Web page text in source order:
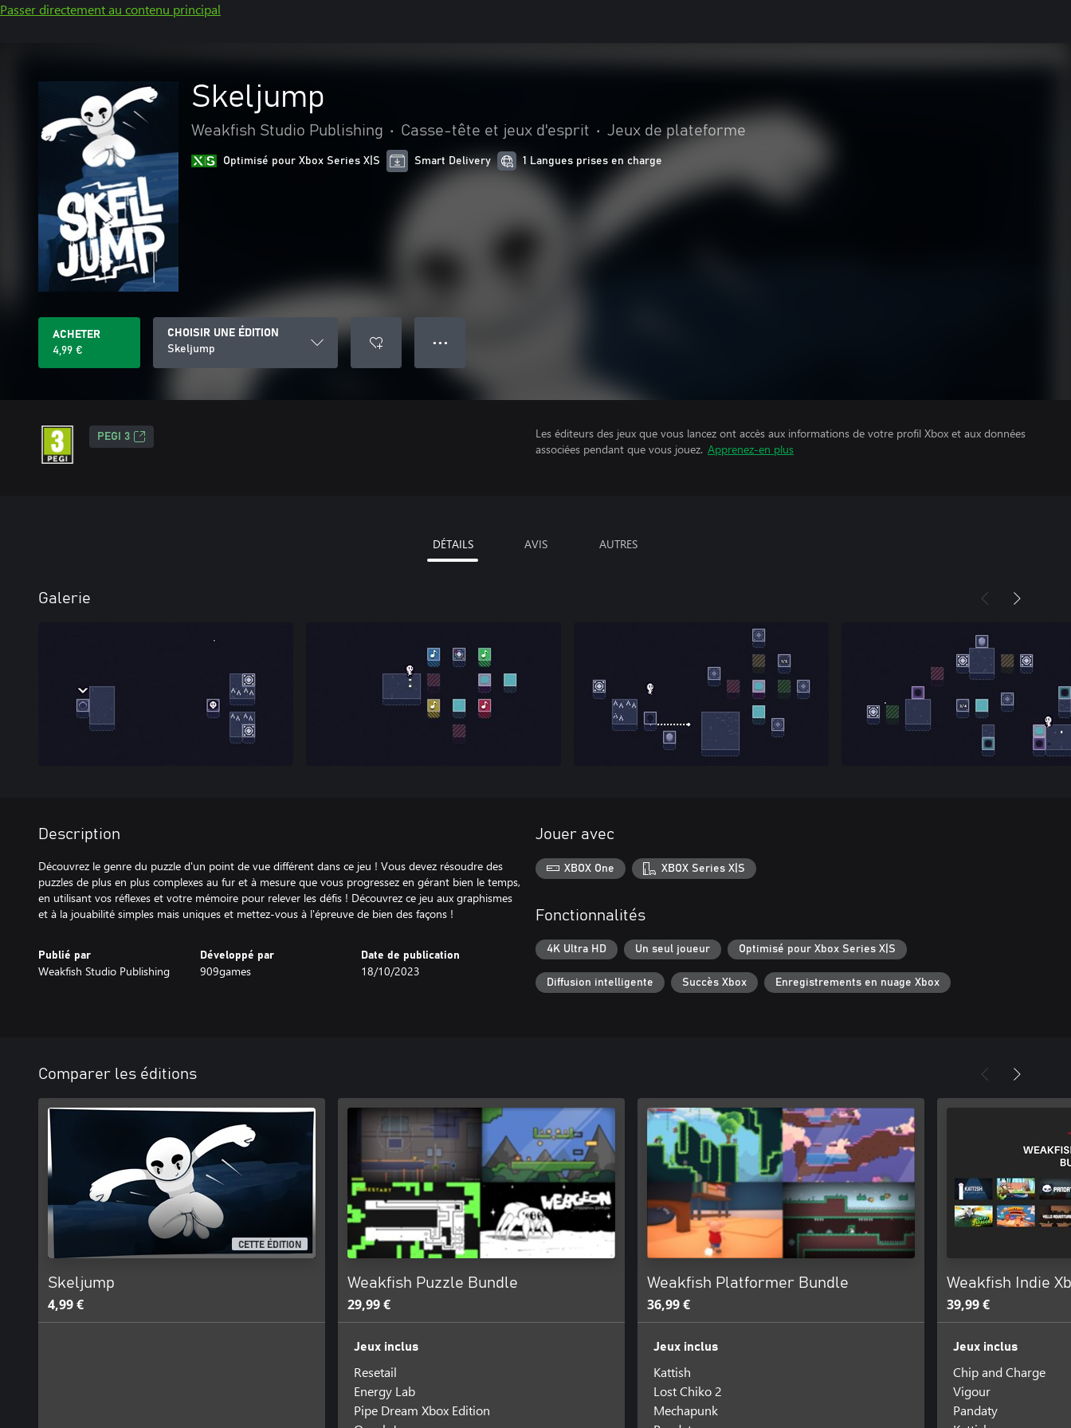
Passer directement au contenu principal
Skeljump
Weakfish Studio Publishing • Casse-tête et jeux d'esprit • Jeux de plateforme
Optimisé pour Xbox Series X|S Smart Delivery 1 Langues prises en charge
ACHETER
4,99 €
CHOISIR UNE ÉDITION
Skeljump
● ● ●
PEGI 3
Les éditeurs des jeux que vous lancez ont accès aux informations de votre profil Xbox et aux données
associées pendant que vous jouez. Apprenez-en plus
DÉTAILS AVIS AUTRES
Galerie
Description
Découvrez le genre du puzzle d'un point de vue différent dans ce jeu ! Vous devez résoudre des
puzzles de plus en plus complexes au fur et à mesure que vous progressez en gérant bien le temps,
en utilisant vos réflexes et votre mémoire pour relever les défis ! Découvrez ce jeu aux graphismes
et à la jouabilité simples mais uniques et mettez-vous à l'épreuve de bien des façons !
Publié par
Weakfish Studio Publishing
Développé par
909games
Date de publication
18/10/2023
Jouer avec
XBOX One XBOX Series X|S
Fonctionnalités
4K Ultra HD Un seul joueur Optimisé pour Xbox Series X|S
Diffusion intelligente Succès Xbox Enregistrements en nuage Xbox
Comparer les éditions
CETTE ÉDITION
Skeljump
4,99 €
Weakfish Puzzle Bundle
29,99 €
Jeux inclus
Resetail
Energy Lab
Pipe Dream Xbox Edition
Weakfish Platformer Bundle
36,99 €
Jeux inclus
Kattish
Lost Chiko 2
Mechapunk
Weakfish Indie
39,99 €
Jeux inclus
Chip and Charge
Vigour
Pandaty